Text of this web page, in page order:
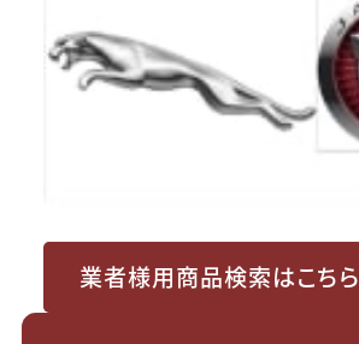
業者様用商品検索はこちら